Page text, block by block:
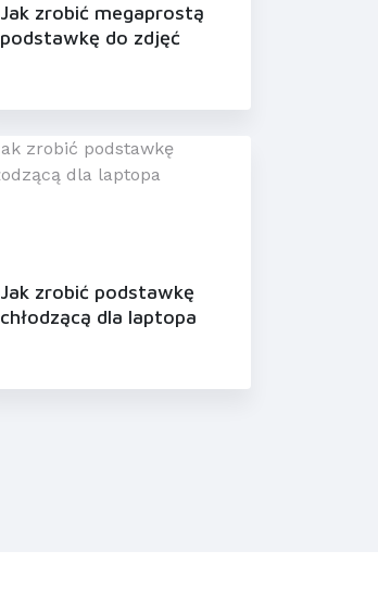
Jak zrobić megaprostą
podstawkę do zdjęć
Jak zrobić podstawkę
chłodzącą dla laptopa